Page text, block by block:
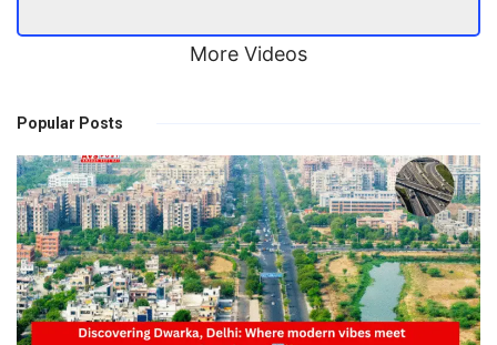
More Videos
Popular Posts